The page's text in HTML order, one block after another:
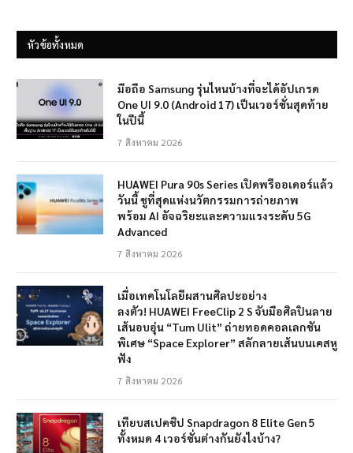
หัวข้อทั้งหมด
มือถือ Samsung รุ่นไหนบ้างที่จะได้อัปเกรด
One UI 9.0 (Android 17) เป็นเวอร์ชั่นสุดท้าย
ในปีนี้
7 สิงหาคม 2026
HUAWEI Pura 90s Series เปิดพรีออเดอร์แล้ว
วันนี้ ชูที่สุดแห่งนวัตกรรมการถ่ายภาพ
พร้อม AI อัจฉริยะและความแรงระดับ 5G
Advanced
7 สิงหาคม 2026
เมื่อเทคโนโลยีผสานศิลปะอย่าง
ลงตัว! HUAWEI FreeClip 2 S จับมือศิลปินลาย
เส้นอบอุ่น “Tum Ulit” ถ่ายทอดคอลเลกชัน
พิเศษ “Space Explorer” สลักลายเส้นบนเคสหู
ฟัง
7 สิงหาคม 2026
เทียบสเปคชิป Snapdragon 8 Elite Gen 5
ทั้งหมด 4 เวอร์ชั่นต่างกันยังไงบ้าง?